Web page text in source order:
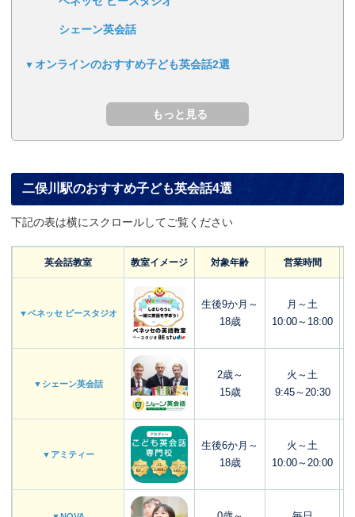
シェーン英会話
オンラインのおすすめ子ども英会話2選
二俣川駅のおすすめ子ども英会話4選
下記の表は横にスクロールしてご覧ください
英会話教室 教室イメージ 対象年齢 営業時間
▼ベネッセ ビースタジオ
生後9か月～
18歳
月～土
10:00～18:00
▼シェーン英会話
2歳～
15歳
火～土
9:45～20:30
▼アミティー
生後6か月～
18歳
火～土
10:00～20:00